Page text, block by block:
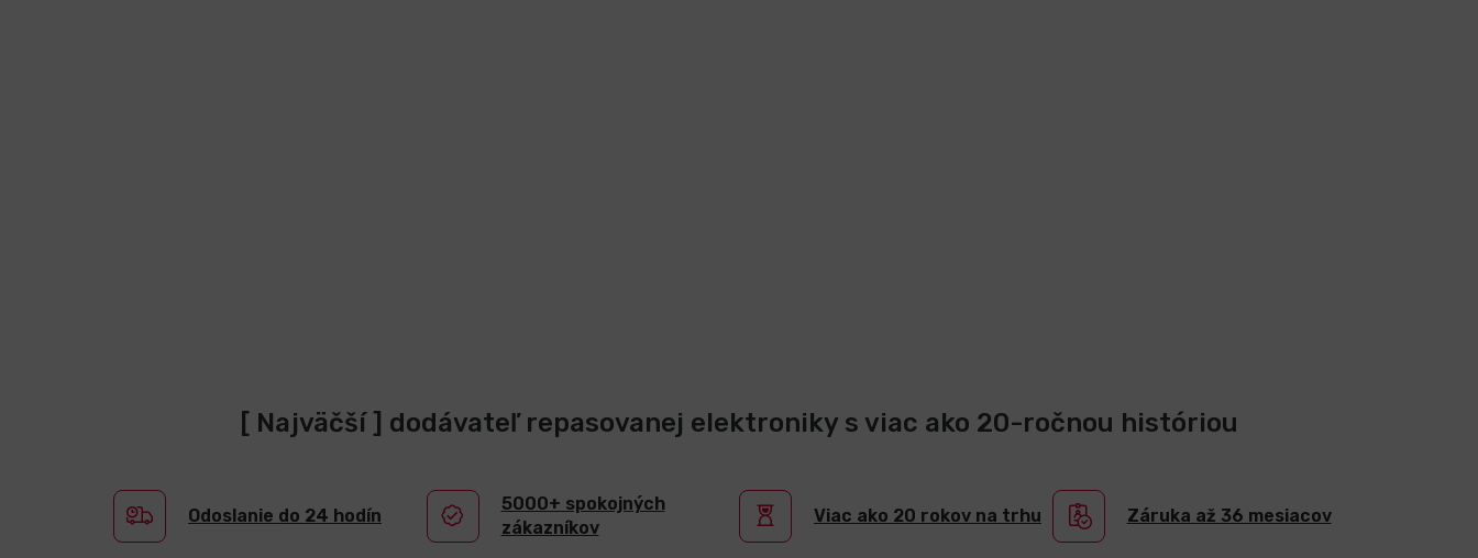
[ Najväčší ] dodávateľ repasovanej elektroniky s viac ako 20-ročnou históriou
Odoslanie do 24 hodín
5000+ spokojných
zákazníkov
Viac ako 20 rokov na trhu Záruka až 36 mesiacov